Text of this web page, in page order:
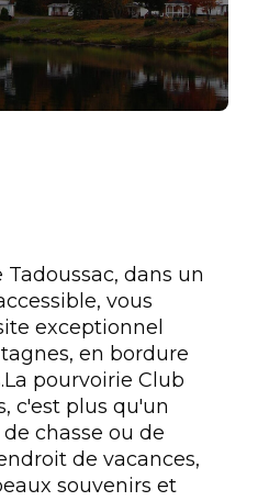
dans un
vous
exceptionnel
en bordure
pourvoirie Club
c'est plus qu'un
chasse ou de
de vacances,
souvenirs et